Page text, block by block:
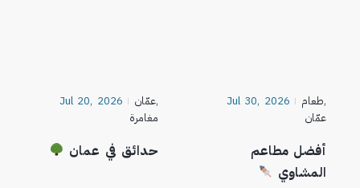
Jul 30, 2026 طعام,
عمّان
أفضل مطاعم
المشاوي
Jul 20, 2026 عمّان,
مغامرة
حدائق في عمان